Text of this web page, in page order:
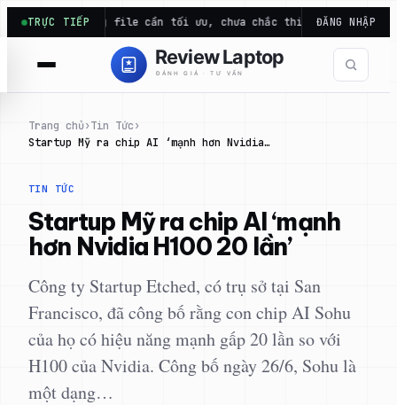
Chuyển
đến
phần
TRỰC TIẾP
Dung lượng file cần tối ưu, chưa chắc thiếu… Laptop
ĐĂNG NHẬP
Trang chủ›Tin Tức›
Startup Mỹ ra chip AI ‘mạnh hơn Nvidia…
TIN TỨC
Startup Mỹ ra chip AI ‘mạnh
hơn Nvidia H100 20 lần’
Công ty Startup Etched, có trụ sở tại San
Francisco, đã công bố rằng con chip AI Sohu
của họ có hiệu năng mạnh gấp 20 lần so với
H100 của Nvidia. Công bố ngày 26/6, Sohu là
một dạng…